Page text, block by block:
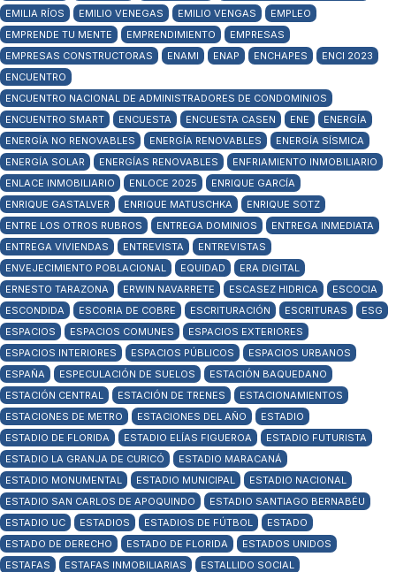
EMILIA RÍOS
EMILIO VENEGAS EMILIO VENGAS
EMPLEO
EMPRENDE TU MENTE
EMPRENDIMIENTO
EMPRESAS
EMPRESAS CONSTRUCTORAS
ENAMI ENAP ENCHAPES
ENCI 2023
ENCUENTRO
ENCUENTRO NACIONAL DE ADMINISTRADORES DE CONDOMINIOS
ENCUENTRO SMART
ENCUESTA ENCUESTA CASEN ENE
ENERGÍA
ENERGÍA NO RENOVABLES
ENERGÍA RENOVABLES
ENERGÍA SÍSMICA
ENERGÍA SOLAR
ENERGÍAS RENOVABLES
ENFRIAMIENTO INMOBILIARIO
ENLACE INMOBILIARIO
ENLOCE 2025
ENRIQUE GARCÍA
ENRIQUE GASTALVER
ENRIQUE MATUSCHKA
ENRIQUE SOTZ
ENTRE LOS OTROS RUBROS
ENTREGA DOMINIOS
ENTREGA INMEDIATA
ENTREGA VIVIENDAS
ENTREVISTA
ENTREVISTAS
ENVEJECIMIENTO POBLACIONAL
EQUIDAD
ERA DIGITAL
ERNESTO TARAZONA
ERWIN NAVARRETE ESCASEZ HIDRICA
ESCOCIA
ESCONDIDA
ESCORIA DE COBRE ESCRITURACIÓN ESCRITURAS
ESG
ESPACIOS
ESPACIOS COMUNES
ESPACIOS EXTERIORES
ESPACIOS INTERIORES
ESPACIOS PÚBLICOS
ESPACIOS URBANOS
ESPAÑA
ESPECULACIÓN DE SUELOS
ESTACIÓN BAQUEDANO
ESTACIÓN CENTRAL
ESTACIÓN DE TRENES
ESTACIONAMIENTOS
ESTACIONES DE METRO
ESTACIONES DEL AÑO
ESTADIO
ESTADIO DE FLORIDA
ESTADIO ELÍAS FIGUEROA
ESTADIO FUTURISTA
ESTADIO LA GRANJA DE CURICÓ
ESTADIO MARACANÁ
ESTADIO MONUMENTAL
ESTADIO MUNICIPAL
ESTADIO NACIONAL
ESTADIO SAN CARLOS DE APOQUINDO
ESTADIO SANTIAGO BERNABÉU
ESTADIO UC
ESTADIOS ESTADIOS DE FÚTBOL
ESTADO
ESTADO DE DERECHO
ESTADO DE FLORIDA
ESTADOS UNIDOS
ESTAFAS
ESTAFAS INMOBILIARIAS ESTALLIDO SOCIAL